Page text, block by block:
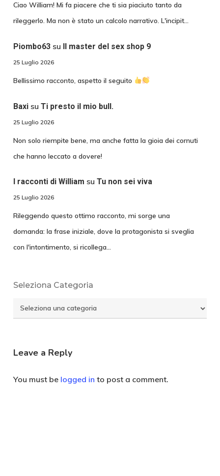
Ciao William! Mi fa piacere che ti sia piaciuto tanto da
rileggerlo. Ma non è stato un calcolo narrativo. L'incipit…
Piombo63su Il master del sex shop 9
25 Luglio 2026
Bellissimo racconto, aspetto il seguito
Baxisu Ti presto il mio bull.
25 Luglio 2026
Non solo riempite bene, ma anche fatta la gioia dei cornuti
che hanno leccato a dovere!
I racconti di William su Tu non sei viva
25 Luglio 2026
Rileggendo questo ottimo racconto, mi sorge una
domanda: la frase iniziale, dove la protagonista si sveglia
con l'intontimento, si ricollega…
Seleziona Categoria
Seleziona
Categoria
Leave a Reply
You must be logged in to post a comment.